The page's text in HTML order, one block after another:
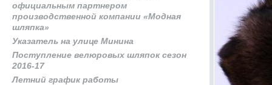
официальным партнером
производственной компании «Модная
шляпка»
Указатель на улице Минина
Поступление велюровых шляпок сезон
2016-17
Летний график работы